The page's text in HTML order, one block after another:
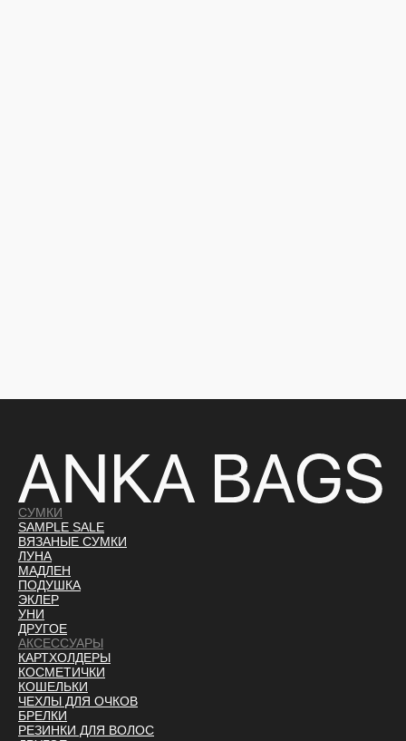
СУМКИ
SAMPLE SALE
ВЯЗАНЫЕ СУМКИ
ЛУНА
МАДЛЕН
ПОДУШКА
ЭКЛЕР
УНИ
ДРУГОЕ
АКСЕССУАРЫ
КАРТХОЛДЕРЫ
КОСМЕТИЧКИ
КОШЕЛЬКИ
ЧЕХЛЫ ДЛЯ ОЧКОВ
БРЕЛКИ
РЕЗИНКИ ДЛЯ ВОЛОС